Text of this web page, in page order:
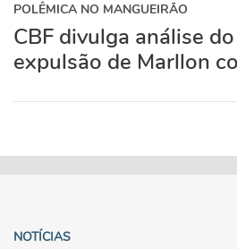
POLÊMICA NO MANGUEIRÃO
CBF divulga análise
expulsão de Marllon
NOTÍCIAS